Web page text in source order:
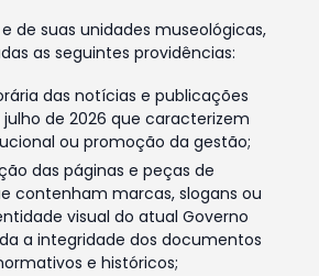
de suas unidades museológicas,
as seguintes providências:
das notícias e publicações
de 2026 que caracterizem
ou promoção da gestão;
das páginas e peças de
contenham marcas, slogans ou
visual do atual Governo
a integridade dos documentos
e históricos;